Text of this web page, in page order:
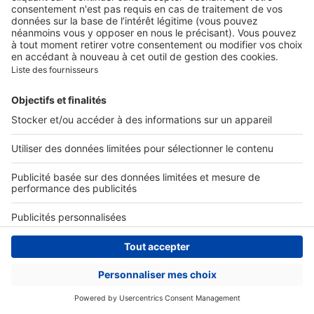
Ex : Acheter, Décoration, Lyon Marseille...